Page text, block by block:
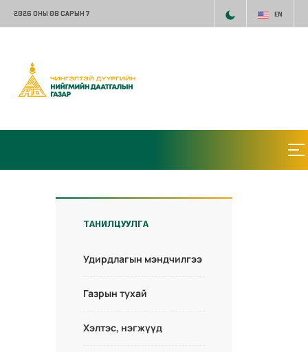
2026 ОНЫ 08 САРЫН 7 EN
ТАНИЛЦУУЛГА
Удирдлагын мэндчилгээ
Газрын тухай
Хэлтэс, нэгжүүд